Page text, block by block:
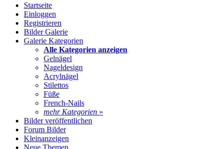
Startseite
Einloggen
Registrieren
Bilder Galerie
Galerie Kategorien
Alle Kategorien anzeigen
Gelnägel
Nageldesign
Acrylnägel
Stilettos
Füße
French-Nails
mehr Kategorien »
Bilder veröffentlichen
Forum Bilder
Kleinanzeigen
Neue Themen